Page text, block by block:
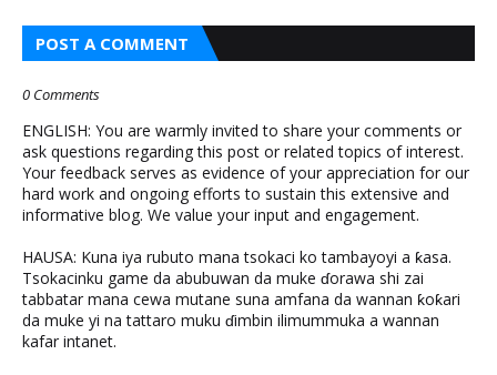
POST A COMMENT
0 Comments
ENGLISH: You are warmly invited to share your comments or
ask questions regarding this post or related topics of interest.
Your feedback serves as evidence of your appreciation for our
hard work and ongoing efforts to sustain this extensive and
informative blog. We value your input and engagement.
HAUSA: Kuna iya rubuto mana tsokaci ko tambayoyi a ƙasa.
Tsokacinku game da abubuwan da muke ɗorawa shi zai
tabbatar mana cewa mutane suna amfana da wannan ƙoƙari
da muke yi na tattaro muku ɗimbin ilimummuka a wannan
kafar intanet.